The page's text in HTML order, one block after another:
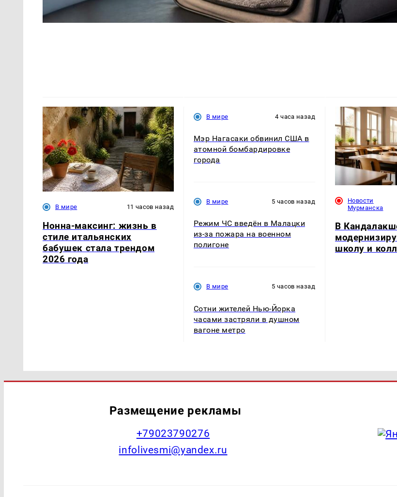
В мире 11 часов назад
Нонна-максинг: жизнь в
стиле итальянских
бабушек стала трендом
2026 года
В мире 4 часа назад
Мэр Нагасаки обвинил США в
атомной бомбардировке
города
В мире 5 часов назад
Режим ЧС введён в Малацки
из-за пожара на военном
полигоне
В мире 5 часов назад
Сотни жителей Нью-Йорка
часами застряли в душном
вагоне метро
Новости
Мурманска
В
школу и
Размещение рекламы
+79023790276
infolivesmi@yandex.ru